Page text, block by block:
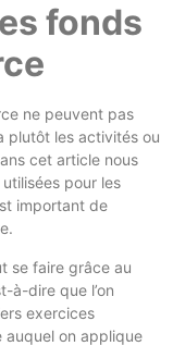
fonds
ne peuvent pas
plutôt les activités ou
cet article nous
pour les
important de
faire grâce au
à-dire que l’on
exercices
auquel on applique